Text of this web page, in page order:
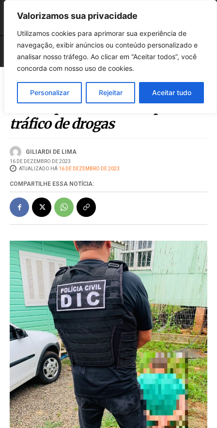
Valorizamos sua privacidade
Utilizamos cookies para aprimorar sua experiência de
navegação, exibir anúncios ou conteúdo personalizado e
analisar nosso tráfego. Ao clicar em “Aceitar todos”, você
concorda com nosso uso de cookies.
Personalizar Rejeitar Aceitar tudo
Polícia prende homem por
tráfico de drogas
GILIARDI DE LIMA
16 DE DEZEMBRO DE 2023
ATUALIZADO HÁ 16 DE DEZEMBRO DE 2023
COMPARTILHE ESSA NOTÍCIA: